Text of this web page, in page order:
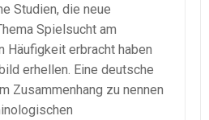
Studien, die neue
Spielsucht am
Häufigkeit erbracht haben
erhellen. Eine deutsche
Zusammenhang zu nennen